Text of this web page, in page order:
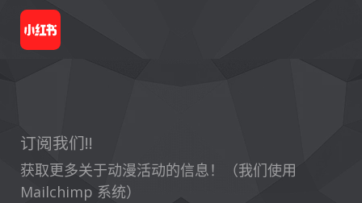
订阅我们!!
获取更多关于动漫活动的信息！（我们使用
Mailchimp 系统）